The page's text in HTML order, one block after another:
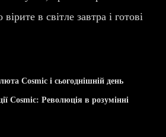
в світле завтра і готові
Cosmic і сьогоднішній день
Cosmic: Революція в розумінні